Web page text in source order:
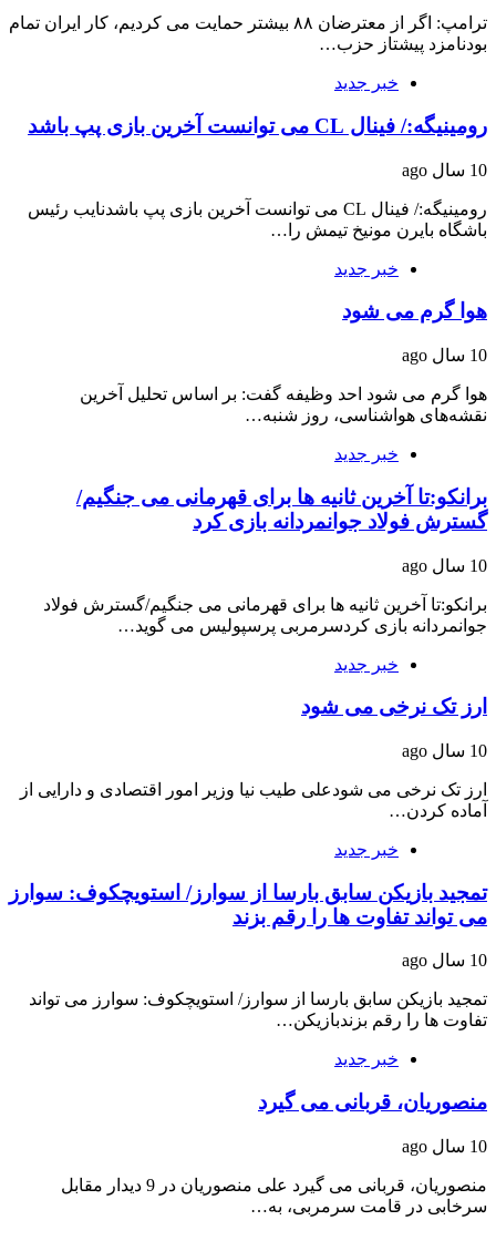
ترامپ: اگر از معترضان ۸۸ بیشتر حمایت می کردیم، کار ایران تمام
بودنامزد پیشتاز حزب…
خبر جدید
رومینیگه:/ فینال CL می توانست آخرین بازی پپ باشد
10 سال ago
رومینیگه:/ فینال CL می توانست آخرین بازی پپ باشدنایب رئیس
باشگاه بایرن مونیخ تیمش را…
خبر جدید
هوا گرم می شود
10 سال ago
هوا گرم می شود احد وظیفه گفت: بر اساس تحلیل آخرین
نقشه‌های هواشناسی، روز شنبه…
خبر جدید
برانکو:تا آخرین ثانیه ها برای قهرمانی می جنگیم/
گسترش فولاد جوانمردانه بازی کرد
10 سال ago
برانکو:تا آخرین ثانیه ها برای قهرمانی می جنگیم/گسترش فولاد
جوانمردانه بازی کردسرمربی پرسپولیس می گوید…
خبر جدید
ارز تک نرخی می شود
10 سال ago
ارز تک نرخی می شودعلی طیب نیا وزیر امور اقتصادی و دارایی از
آماده کردن…
خبر جدید
تمجید بازیکن سابق بارسا از سوارز/ استویچکوف: سوارز
می تواند تفاوت ها را رقم بزند
10 سال ago
تمجید بازیکن سابق بارسا از سوارز/ استویچکوف: سوارز می تواند
تفاوت ها را رقم بزندبازیکن…
خبر جدید
منصوریان، قربانی می گیرد
10 سال ago
منصوریان، قربانی می گیرد علی منصوریان در 9 دیدار مقابل
سرخابی در قامت سرمربی، به…